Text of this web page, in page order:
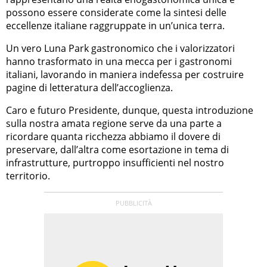
possono essere considerate come la sintesi delle
eccellenze italiane raggruppate in un’unica terra.
Un vero Luna Park gastronomico che i valorizzatori
hanno trasformato in una mecca per i gastronomi
italiani, lavorando in maniera indefessa per costruire
pagine di letteratura dell’accoglienza.
Caro e futuro Presidente, dunque, questa introduzione
sulla nostra amata regione serve da una parte a
ricordare quanta ricchezza abbiamo il dovere di
preservare, dall’altra come esortazione in tema di
infrastrutture, purtroppo insufficienti nel nostro
territorio.